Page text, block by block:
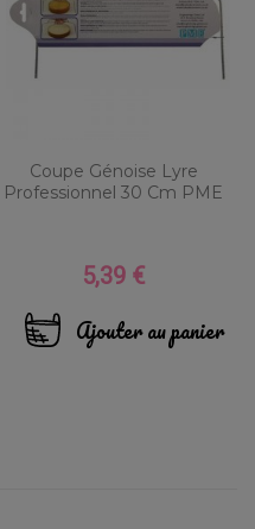
Coupe Génoise Lyre
Professionnel 30 Cm PME
Prix
5,39 €
Ajouter au panier